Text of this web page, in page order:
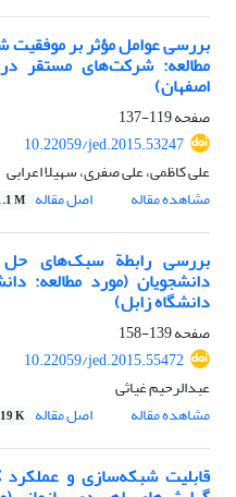
بررسی عوامل مؤثر بر
مطالعه: شرکت‌های مستقر
اصفهان)
صفحه119-137
10.22059/jed.2015.53247
علی کاظمی، علی صفری، سهیلا اعرابی
مشاهده مقاله
اصل مقاله M
بررسی رابطة سبک‌های حل
دانشجویان (مورد مطالعه:
دانشگاه زابل)
صفحه139-158
10.22059/jed.2015.55472
عبدالرحیم غیاثی
مشاهده مقاله
اصل مقاله K
قابلیت شبکه‌سازی و عملکرد